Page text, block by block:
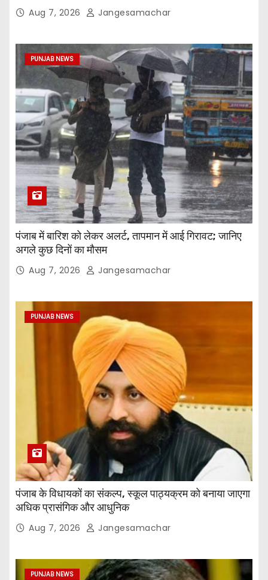
Aug 7, 2026 Jangesamachar
PUNJAB NEWS
पंजाब में बारिश को लेकर अलर्ट, तापमान में आई गिरावट; जानिए
अगले कुछ दिनों का मौसम
Aug 7, 2026 Jangesamachar
PUNJAB NEWS
पंजाब के विधायकों का संकल्प, स्कूल पाठ्यक्रम को बनाया जाएगा
अधिक प्रासंगिक और आधुनिक
Aug 7, 2026 Jangesamachar
PUNJAB NEWS